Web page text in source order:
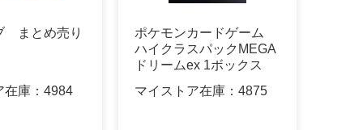
まとめ売り
庫： 4984
ポケモンカードゲーム
ハイクラスパックMEGA
ドリームex 1ボックス
マイストア在庫： 4875